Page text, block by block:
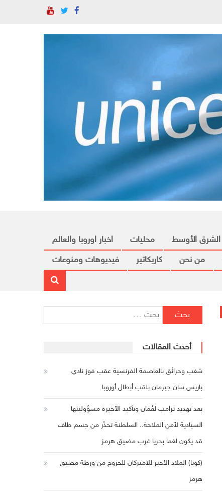
اخبار اوروبا والعالم محليات الشرق الأوسط
فيديوهات ومنوعات
كاريكاتير من نحن
البحث عن:
أحدث المقالات
شغب وحرائق بالعاصمة الفرنسية عقب فوز نادي
باريس سان جيرمان بلقب أبطال أوروبا
بعد تهديد ترامب لعُمان وتأكيد الأخيرة مسؤوليتها
السيادية لأمن الملاحة.. السلطنة تحذّر من جسم طاف
قد يكون لغما بحريا غرب مضيق هرمز
(كوبا) الملاذ الأخير للأميركان للخروج من ورطة مضيق
هرمز